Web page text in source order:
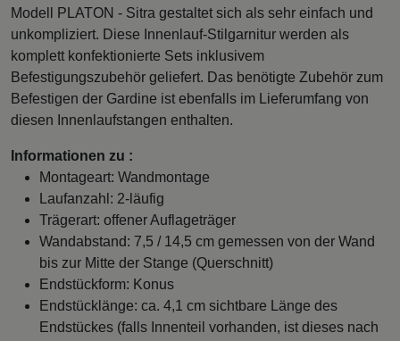
Modell PLATON - Sitra gestaltet sich als sehr einfach und
unkompliziert. Diese Innenlauf-Stilgarnitur werden als
komplett konfektionierte Sets inklusivem
Befestigungszubehör geliefert. Das benötigte Zubehör zum
Befestigen der Gardine ist ebenfalls im Lieferumfang von
diesen Innenlaufstangen enthalten.
Informationen zu :
Montageart: Wandmontage
Laufanzahl: 2-läufig
Trägerart: offener Auflageträger
Wandabstand: 7,5 / 14,5 cm gemessen von der Wand
bis zur Mitte der Stange (Querschnitt)
Endstückform: Konus
Endstücklänge: ca. 4,1 cm sichtbare Länge des
Endstückes (falls Innenteil vorhanden, ist dieses nach